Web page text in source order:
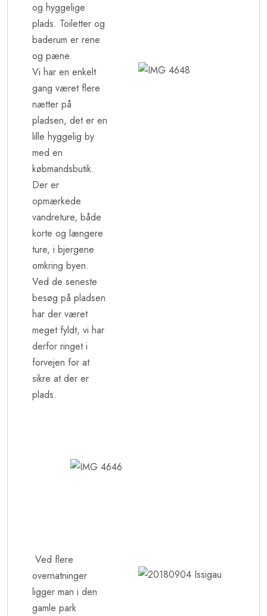
og hyggelige
plads. Toiletter og
baderum er rene
og pæne.
Vi har en enkelt
gang været flere
nætter på
pladsen, det er en
lille hyggelig by
med en
købmandsbutik.
Der er
opmærkede
vandreture, både
korte og længere
ture, i bjergene
omkring byen.
Ved de seneste
besøg på pladsen
har der været
meget fyldt, vi har
derfor ringet i
forvejen for at
sikre at der er
plads.
Ved flere
overnatninger
ligger man i den
gamle park